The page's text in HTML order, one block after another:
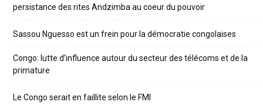
persistance des rites Andzimba au coeur du pouvoir
Sassou Nguesso est un frein pour la démocratie congolaises
Congo: lutte d’influence autour du secteur des télécoms et de la
primature
Le Congo serait en faillite selon le FMI